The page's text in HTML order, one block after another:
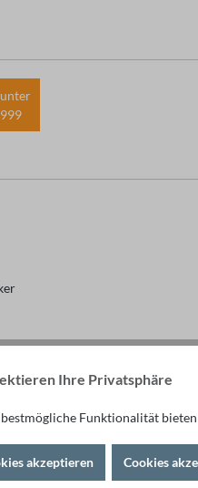
Ihre Privatsphäre
Funktionalität bieten
akzeptieren Cookies